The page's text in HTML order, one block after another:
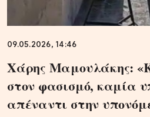
09.05.2026, 14:46
Χάρης Μαμουλάκης:
στον φασισμό, καμία
απέναντι στην